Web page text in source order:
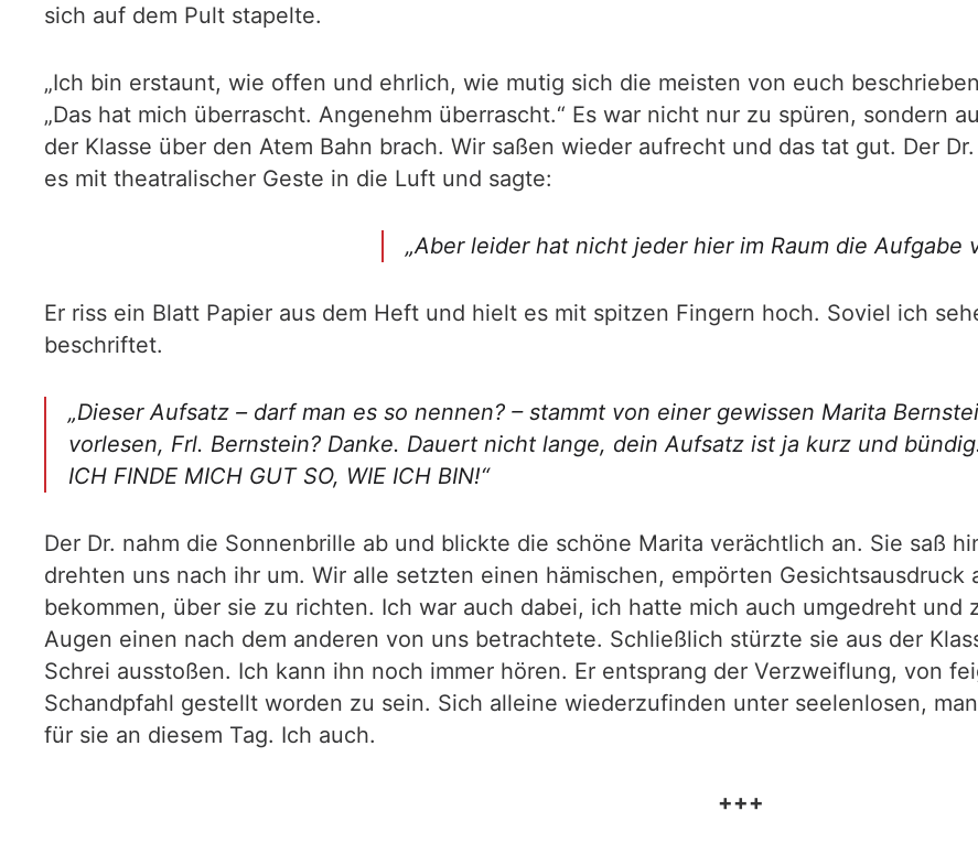
sich auf dem Pult stapelte.
„Ich bin erstaunt, wie offen und ehrlich, wie mutig sich die meisten von euch
„Das hat mich überrascht. Angenehm überrascht.“ Es war nicht nur zu spüren, sondern
der Klasse über den Atem Bahn brach. Wir saßen wieder aufrecht und das tat gut. Der
es mit theatralischer Geste in die Luft und sagte:
„Aber leider hat nicht jeder hier im Raum die Aufgabe
Er riss ein Blatt Papier aus dem Heft und hielt es mit spitzen Fingern hoch. Soviel ich
beschriftet.
„Dieser Aufsatz – darf man es so nennen? – stammt von einer gewissen Marita
vorlesen, Frl. Bernstein? Danke. Dauert nicht lange, dein Aufsatz ist ja kurz und
ICH FINDE MICH GUT SO, WIE ICH BIN!“
Der Dr. nahm die Sonnenbrille ab und blickte die schöne Marita verächtlich an. Sie saß
drehten uns nach ihr um. Wir alle setzten einen hämischen, empörten
bekommen, über sie zu richten. Ich war auch dabei, ich hatte mich auch umgedreht
Augen einen nach dem anderen von uns betrachtete. Schließlich stürzte sie aus der
Schrei ausstoßen. Ich kann ihn noch immer hören. Er entsprang der Verzweiflung, von
Schandpfahl gestellt worden zu sein. Sich alleine wiederzufinden unter seelenlosen,
für sie an diesem Tag. Ich auch.
+++